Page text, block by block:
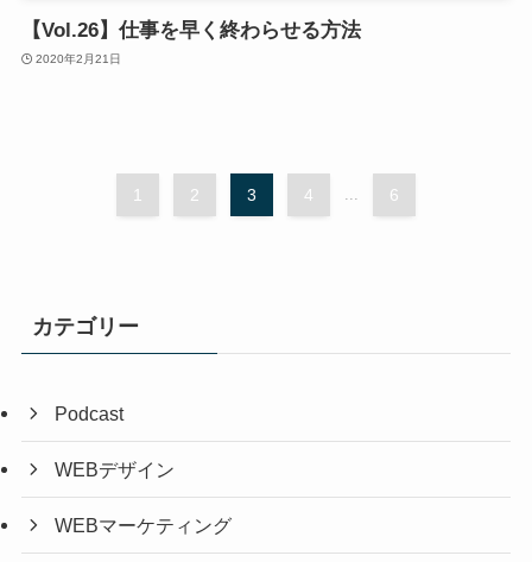
【Vol.26】仕事を早く終わらせる方法
2020年2月21日
1 2 3 4 6
カテゴリー
Podcast
WEBデザイン
WEBマーケティング